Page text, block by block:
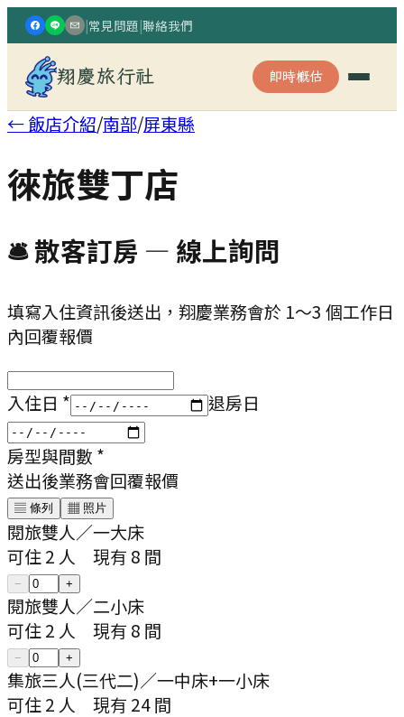
|常見問題|聯絡我們
翔慶旅行社 即時概估
← 飯店介紹/南部/屏東縣
徠旅雙丁店
🛎 散客訂房 — 線上詢問
填寫入住資訊後送出，翔慶業務會於 1～3 個工作日
內回覆報價
入住日 * 退房日
房型與間數 *
送出後業務會回覆報價
▤ 條列 ▦ 照片
閱旅雙人 ／一大床
可住2 人 現有 8 間
− +
閱旅雙人 ／二小床
可住2 人 現有 8 間
− +
集旅三人(三代二)／一中床+一小床
可住2 人 現有 24間